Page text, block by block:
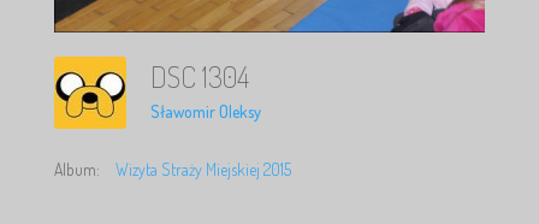
DSC 1304
Sławomir Oleksy
Album: Wizyta Straży Miejskiej 2015